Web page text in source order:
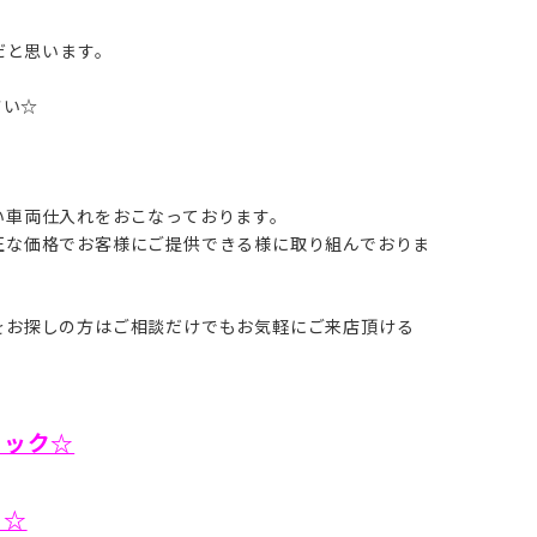
思います。
い☆
両仕入れをおこなっております。
価格でお客様にご提供できる様に取り組んでおりま
探しの方はご相談だけでもお気軽にご来店頂ける
ック☆
☆